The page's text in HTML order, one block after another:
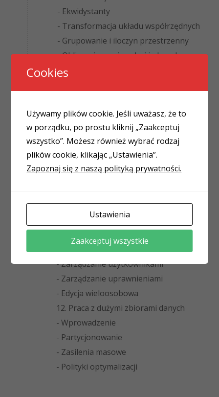
- Ekwidystanty
- Transformacja układu współrzędnych
- Grupowanie i iloczyn przestrzenny
- Obliczanie powierzchni i obwodu
Transakcyjność w PL/pgSQL
użytkownikami i
uprawnieniami / Praca z
dużymi zbiorami danych
11. Transakcyjność w PL/pgSQL
zasada ACID
- Transakcje w PostgreSQL
- Zaawansowane transakcje
12. Zarządzanie użytkownikami i
uprawnieniami w PostgreSQL
- Zarządzanie użytkownikami
- Zarządzanie uprawnieniami
- Edycja wieloosobowa
12. Praca z dużymi zbiorami danych
- Wprowadzenie
- Partycjonowanie
- Zasilenia masowe
- Polityki optymalizacji
Cookies
Używamy plików cookie. Jeśli uważasz, że to
w porządku, po prostu kliknij „Zaakceptuj
wszystko”. Możesz również wybrać rodzaj
plików cookie, klikając „Ustawienia”.
Zapoznaj się z naszą polityką prywatności.
Ustawienia
Zaakceptuj wszystkie